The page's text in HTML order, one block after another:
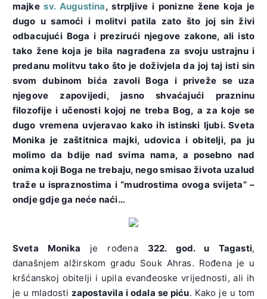
majkesv. Augustina, strpljive i ponizne žene koja je
dugo u samoći i molitvi patila zato što joj sin živi
odbacujući Boga i prezirući njegove zakone, ali isto
tako žene koja je bila nagrađena za svoju ustrajnu i
predanu molitvu tako što je doživjela da joj taj isti sin
svom dubinom bića zavoli Boga i priveže se uza
njegove zapovijedi, jasno shvaćajući prazninu
filozofije i učenosti kojoj ne treba Bog, a za koje se
dugo vremena uvjeravao kako ih istinski ljubi. Sveta
Monika je zaštitnica majki, udovica i obitelji, pa ju
molimo da bdije nad svima nama, a posebno nad
onima koji Boga ne trebaju, nego smisao života uzalud
traže u ispraznostima i “mudrostima ovoga svijeta” –
ondje gdje ga neće naći…
Sveta Monika je rođena 322. god. u Tagasti,
današnjem alžirskom gradu Souk Ahras. Rođena je u
kršćanskoj obitelji i upila evanđeoske vrijednosti, ali ih
je u mladosti zapostavila i odala se piću. Kako je u tom